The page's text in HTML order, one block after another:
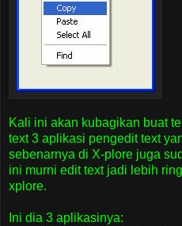
Kali ini akan kubagikan buat
text 3 aplikasi pengedit text
sebenarnya di X-plore juga
ini murni edit text jadi lebih
xplore.
Ini dia 3 aplikasinya: